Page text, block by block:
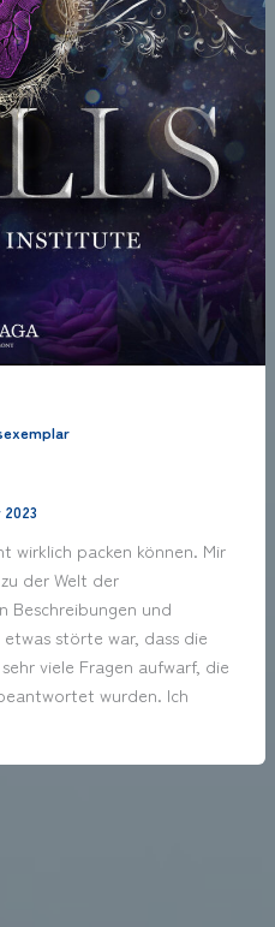
2023
wirklich packen können. Mir
der Welt der
Beschreibungen und
etwas störte war, dass die
viele Fragen aufwarf, die
wurden. Ich